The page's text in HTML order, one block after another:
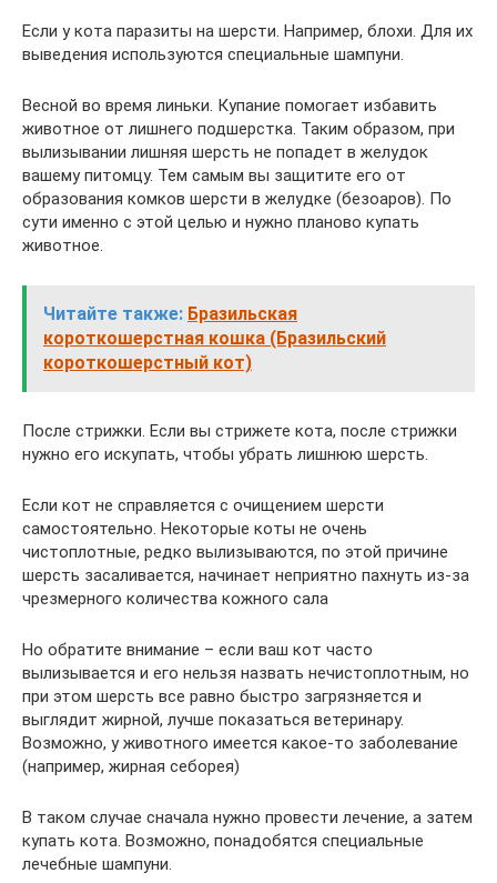
Если у кота паразиты на шерсти. Например, блохи. Для их
выведения используются специальные шампуни.
Весной во время линьки. Купание помогает избавить
животное от лишнего подшерстка. Таким образом, при
вылизывании лишняя шерсть не попадет в желудок
вашему питомцу. Тем самым вы защитите его от
образования комков шерсти в желудке (безоаров). По
сути именно с этой целью и нужно планово купать
животное.
Читайте также: Бразильская
короткошерстная кошка (Бразильский
короткошерстный кот)
После стрижки. Если вы стрижете кота, после стрижки
нужно его искупать, чтобы убрать лишнюю шерсть.
Если кот не справляется с очищением шерсти
самостоятельно. Некоторые коты не очень
чистоплотные, редко вылизываются, по этой причине
шерсть засаливается, начинает неприятно пахнуть из-за
чрезмерного количества кожного сала
Но обратите внимание – если ваш кот часто
вылизывается и его нельзя назвать нечистоплотным, но
при этом шерсть все равно быстро загрязняется и
выглядит жирной, лучше показаться ветеринару.
Возможно, у животного имеется какое-то заболевание
(например, жирная себорея)
В таком случае сначала нужно провести лечение, а затем
купать кота. Возможно, понадобятся специальные
лечебные шампуни.